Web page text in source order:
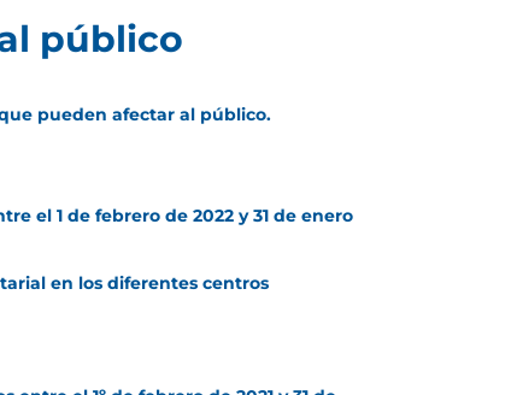
público
pueden afectar al público.
el 1 de febrero de 2022 y 31 de enero
en los diferentes centros